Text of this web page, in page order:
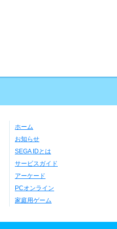
ホーム
お知らせ
SEGA IDとは
サービスガイド
アーケード
PCオンライン
家庭用ゲーム